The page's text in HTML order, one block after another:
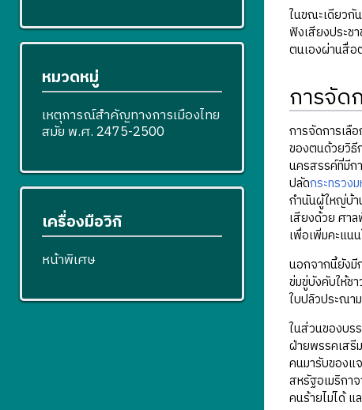
ในขณะเดียวกั
ฟังเสียงประช
ตนเองผ่านสื่อ
การจัด
การจัดการเลื
ของตนด้วยวิธี
นครสรรค์ที่มีก
ปลัดกระทรวง
กำนันผู้ใหญ่บ้า
เสียงด้วย ศา
เพื่อเพิ่มคะแน
นอกจากนี้ยังมี
ข่มขู่บังคับให้ช
ใบปลิวประณาม
ในส่วนของบร
ฝ่ายพรรคเสรี
คนมารับของแ
สหรัฐอเมริกา
คนร้ายไม่ได้ แ
หมวดหมู่
เหตุการณ์สำคัญทางการเมืองไทย
สมัย พ.ศ. 2475-2500
เครื่องมือวิกิ
หน้าพิเศษ